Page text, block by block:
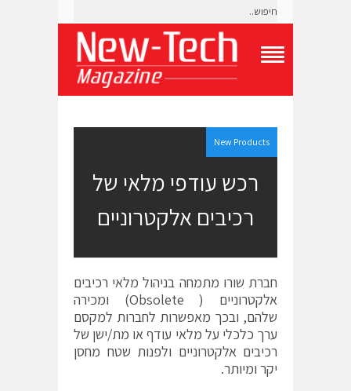
g
l
e
N
n
M
e
n
u
New Products
רכש עודפי מלאי של
רכיבים אלקטרוניים
חברת שורו מתמחה בניהול מלאי רכיבים
אלקטרוניים ( Obsolete) ומכירה
שלהם, ובכך מאפשרות לחברות למקסם
ערך כלכלי על מלאי עודף או מת/ישן של
רכיבים אלקטרוניים ולפנות שטח מחסן
יקר ומיותר.